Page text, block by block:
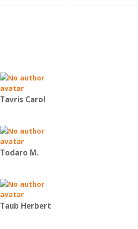
Tavris Carol
Todaro M.
Taub Herbert